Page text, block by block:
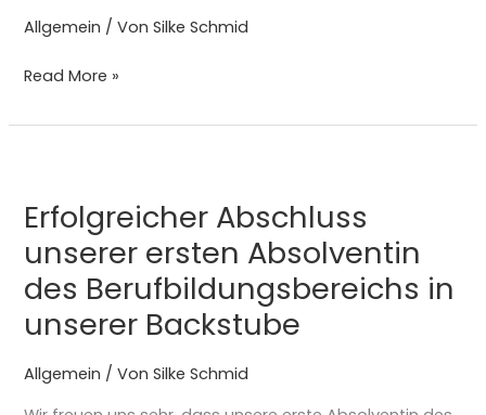
Allgemein / VonSilke Schmid
herzlich
Read More »
Erfolgreicher Abschluss
unserer ersten Absolventin
des Berufbildungsbereichs in
unserer Backstube
Allgemein / VonSilke Schmid
unserer
Absolventin
des
Berufbildungsbereichs
unserer